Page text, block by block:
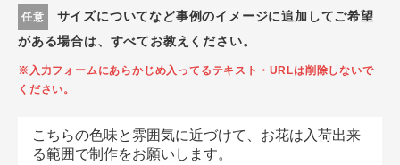
任意
サイズについてなど事例のイメージに追加してご希望
がある場合は、すべてお教えください。
※入力フォームにあらかじめ入ってるテキスト・URLは削除しないで
ください。